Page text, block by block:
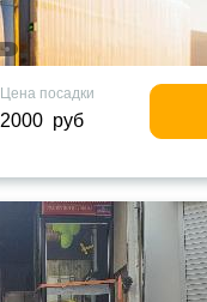
Цена посадки
2000 руб